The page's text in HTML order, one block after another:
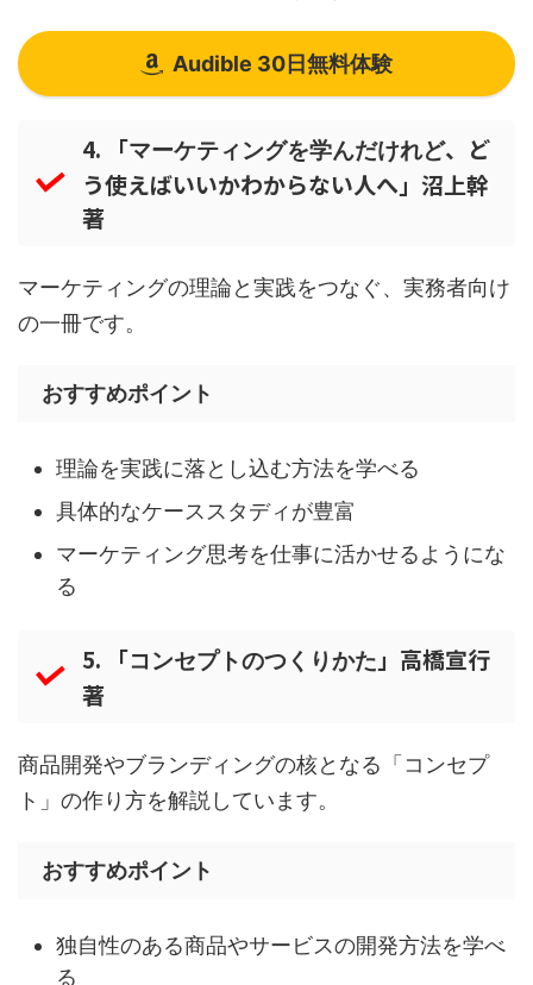
Audible 30日無料体験
4. 「マーケティングを学んだけれど、ど
う使えばいいかわからない人へ」沼上幹
著
マーケティングの理論と実践をつなぐ、実務者向け
の一冊です。
おすすめポイント
理論を実践に落とし込む方法を学べる
具体的なケーススタディが豊富
マーケティング思考を仕事に活かせるようにな
る
5. 「コンセプトのつくりかた 」高橋宣行
著
商品開発やブランディングの核となる「コンセプ
ト」の作り方を解説しています。
おすすめポイント
独自性のある商品やサービスの開発方法を学べ
る